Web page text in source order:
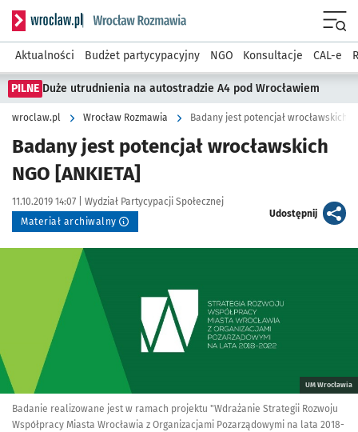
Serwis informacyjny wroclaw.pl podserwis: Rozmawia
Aktualności Budżet partycypacyjny NGO Konsultacje CAL-e
PILNE Duże utrudnienia na autostradzie A4 pod Wrocławiem
wroclaw.pl Wrocław Rozmawia Badany jest potencjał wrocławskich
Badany jest potencjał wrocławskich
NGO [ANKIETA]
Data publikacji:
11.10.2019 14:07 | Autor:
Wydział Partycypacji Społecznej
Materiał archiwalny
Udostępnijartykuł
Kliknij, aby powiększyć
UM Wrocławia
Badanie realizowane jest w ramach projektu "Wdrażanie Strategii Rozwoju
Współpracy Miasta Wrocławia z Organizacjami Pozarządowymi na lata 2018-